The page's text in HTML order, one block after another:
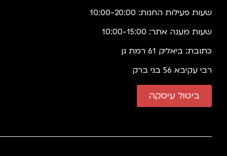
שעות פעילות החנות: 10:00-20:00
שעות מענה אתר: 10:00-15:00
כתובת: ביאליק 61 רמת גן
רבי עקיבא 56 בני ברק
ביטול עיסקה